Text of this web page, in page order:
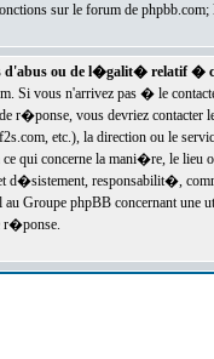
sur le forum de
d'abus ou de l�galit� relatif �
Si vous n'arrivez pas � le
r�ponse, vous devriez
etc.), la direction ou le
qui concerne la mani�re, le
d�sistement, responsabilit�,
Groupe phpBB concernant une
r�ponse.